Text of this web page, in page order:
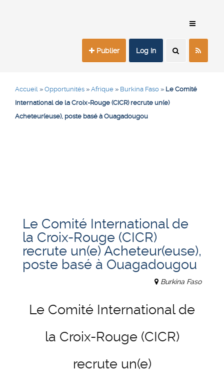
Publier Log In
Accueil » Opportunités » Afrique » Burkina Faso » Le Comité
International de la Croix-Rouge (CICR) recrute un(e)
Acheteur(euse), poste basé à Ouagadougou
Le Comité International de
la Croix-Rouge (CICR)
recrute un(e) Acheteur(euse),
poste basé à Ouagadougou
Burkina Faso
Le Comité International de
la Croix-Rouge (CICR)
recrute un(e)